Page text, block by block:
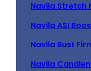
Navila Stretch
Navila ASI
Navila Bust
Navila